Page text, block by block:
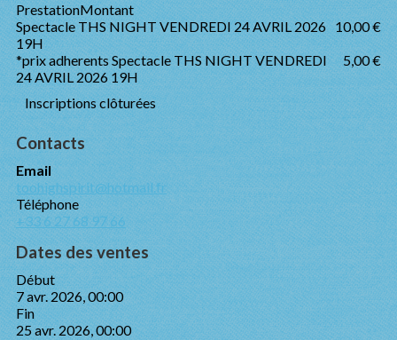
PrestationMontant
Spectacle THS NIGHT VENDREDI 24 AVRIL 2026
19H
10,00 €
*prix adherents Spectacle THS NIGHT VENDREDI
24 AVRIL 2026 19H
5,00 €
Inscriptions clôturées
Contacts
Email
toohighspirit@hotmail.fr
Téléphone
+33 6 27 68 97 66
Dates des ventes
Début
7 avr. 2026, 00:00
Fin
25 avr. 2026, 00:00